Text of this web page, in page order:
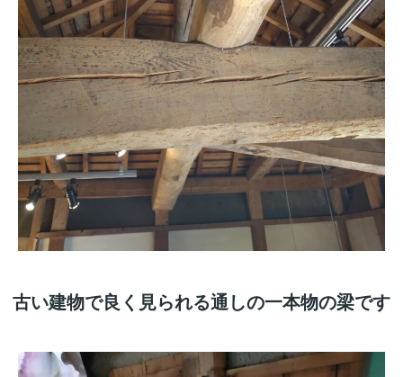
古い建物で良く見られる通しの一本物の梁です